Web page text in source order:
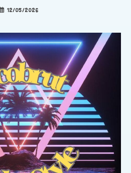
12/05/2026